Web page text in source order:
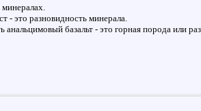
- это разновидность минерала.
анальцимовый базальт - это горная порода или